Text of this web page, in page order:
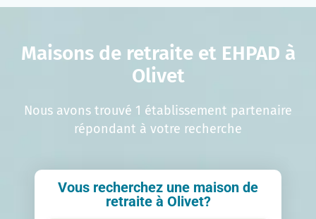
Maisons de retraite et EHPAD à
Olivet
Nous avons trouvé 1 établissement partenaire
répondant à votre recherche
Vous recherchez une maison de
retraite à Olivet?